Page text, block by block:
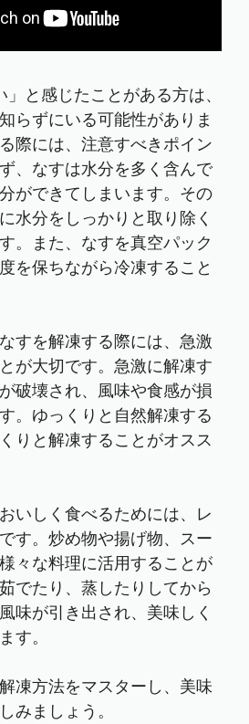
と感じたことがある方は、
らずにいる可能性がありま
際には、注意すべきポイン
、なすは水分を多く含んで
ができてしまいます。その
水分をしっかりと取り除く
。また、なすを真空パック
を保ちながら冷凍すること
すを解凍する際には、急激
が大切です。急激に解凍す
破壊され、風味や食感が損
。ゆっくりと自然解凍する
りと解凍することがオスス
いしく食べるためには、レ
す。炒め物や揚げ物、スー
々な料理に活用することが
でたり、蒸したりしてから
味が引き出され、美味しく
す。
凍方法をマスターし、美味
みましょう。